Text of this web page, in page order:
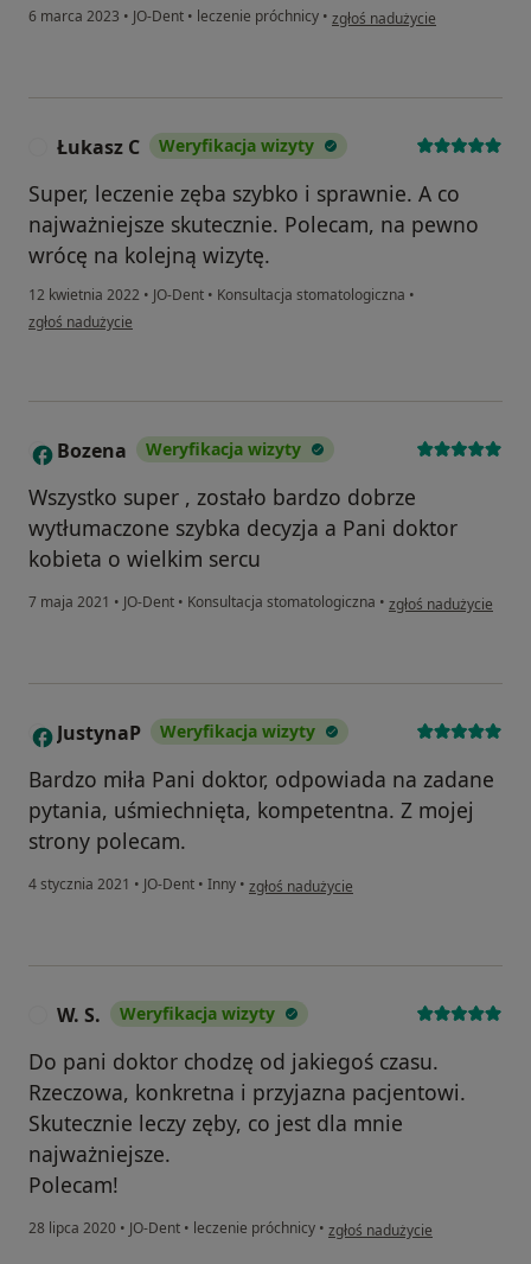
6 marca 2023 • JO-Dent • leczenie próchnicy • w opinii użytkownika Konto
zgłoś nadużycie
Łukasz C Weryfikacja wizyty
Super, leczenie zęba szybko i sprawnie. A co
najważniejsze skutecznie. Polecam, na pewno
wrócę na kolejną wizytę.
12 kwietnia 2022 • JO-Dent • Konsultacja stomatologiczna •
w opinii użytkownika Łukasz C
zgłoś nadużycie
B Bozena Weryfikacja wizyty
Wszystko super , zostało bardzo dobrze
wytłumaczone szybka decyzja a Pani doktor
kobieta o wielkim sercu
7 maja 2021 • JO-Dent • Konsultacja stomatologiczna • w opinii użytkownika
zgłoś nadużycie
J JustynaP Weryfikacja wizyty
Bardzo miła Pani doktor, odpowiada na zadane
pytania, uśmiechnięta, kompetentna. Z mojej
strony polecam.
4 stycznia 2021 • JO-Dent • Inny • w opinii użytkownika JustynaP
zgłoś nadużycie
W. S. Weryfikacja wizyty
Do pani doktor chodzę od jakiegoś czasu.
Rzeczowa, konkretna i przyjazna pacjentowi.
Skutecznie leczy zęby, co jest dla mnie
najważniejsze.
Polecam!
28 lipca 2020 • JO-Dent • leczenie próchnicy • w opinii użytkownika W. S.
zgłoś nadużycie